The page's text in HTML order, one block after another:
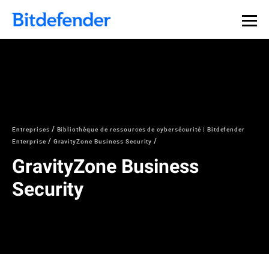
Souveraineté des données en cybersécurité : webinaire
en direct, le 30 juillet .Inscrivez-vous >>
Entreprises
Bibliothèque de ressources de cybersécurité | Bitdefender
Enterprise
GravityZone Business Security
GravityZone Business
Security